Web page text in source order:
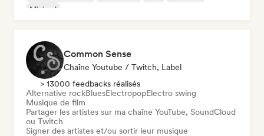
Minimal
Common Sense
Chaîne Youtube / Twitch, Label
> 13000 feedbacks réalisés
Alternative rockBluesElectropopElectro swing
Musique de film
Partager les artistes sur ma chaîne YouTube, SoundCloud
ou Twitch
Signer des artistes et/ou sortir leur musique